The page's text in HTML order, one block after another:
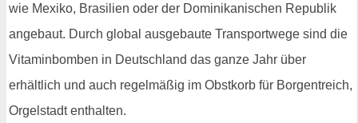
wie Mexiko, Brasilien oder der Dominikanischen Republik
angebaut. Durch global ausgebaute Transportwege sind die
Vitaminbomben in Deutschland das ganze Jahr über
erhältlich und auch regelmäßig im Obstkorb für Borgentreich,
Orgelstadt enthalten.